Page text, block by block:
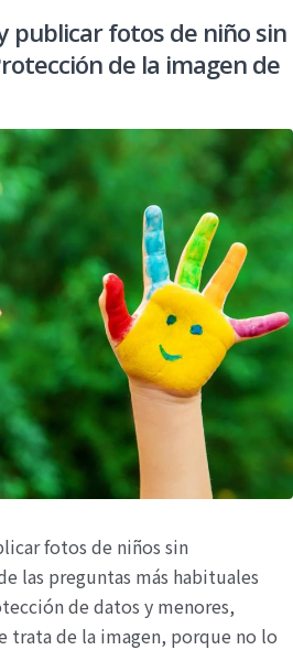
publicar fotos de niño sin
de la imagen de
fotos de niños sin
las preguntas más habituales
de datos y menores,
trata de la imagen, porque no lo